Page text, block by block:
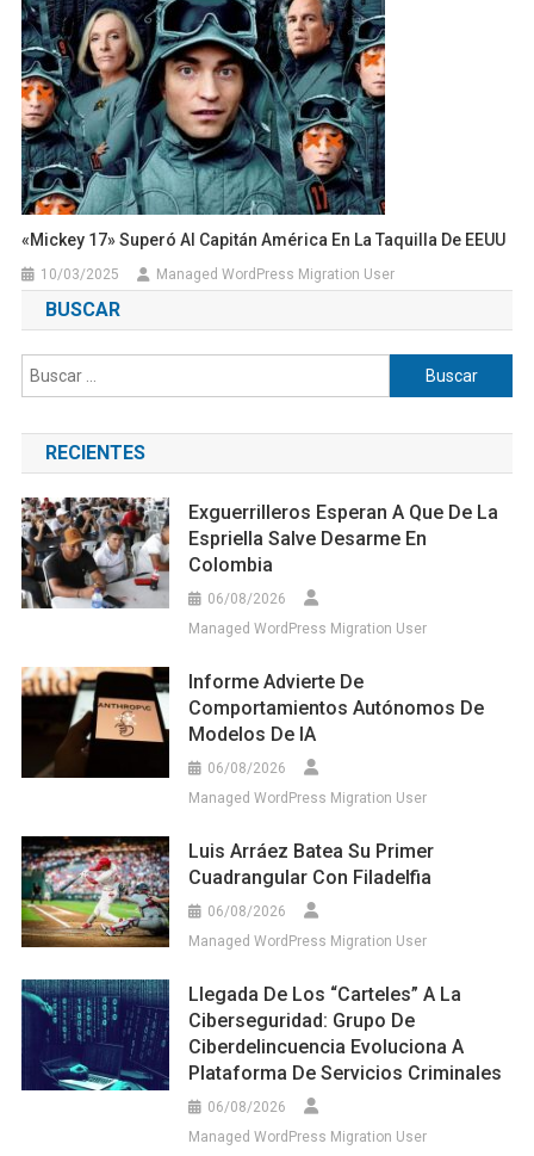
«Mickey 17» Superó Al Capitán América En La Taquilla De EEUU
10/03/2025 Managed WordPress Migration User
BUSCAR
Buscar:
RECIENTES
Exguerrilleros Esperan A Que De La
Espriella Salve Desarme En
Colombia
06/08/2026
Managed WordPress Migration User
Informe Advierte De
Comportamientos Autónomos De
Modelos De IA
06/08/2026
Managed WordPress Migration User
Luis Arráez Batea Su Primer
Cuadrangular Con Filadelfia
06/08/2026
Managed WordPress Migration User
Llegada De Los “carteles” A La
Ciberseguridad: Grupo De
Ciberdelincuencia Evoluciona A
Plataforma De Servicios Criminales
06/08/2026
Managed WordPress Migration User